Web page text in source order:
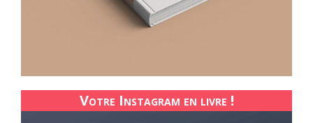
Votre Instagram en livre !